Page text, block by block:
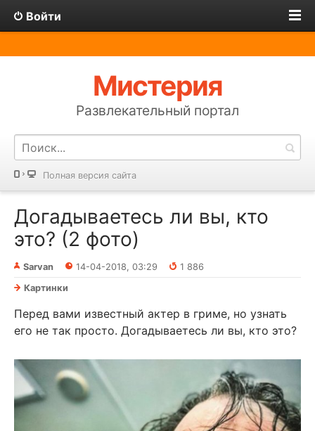
Войти
Мистерия
Развлекательный портал
Полная версия сайта
Догадываетесь ли вы, кто
это? (2 фото)
Sarvan 14-04-2018, 03:29
1 886
Картинки
Перед вами известный актер в гриме, но узнать
его не так просто. Догадываетесь ли вы, кто это?